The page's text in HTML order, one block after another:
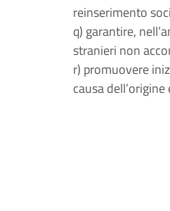
reinserimento
q) garantire,
stranieri non
r) promuovere
causa